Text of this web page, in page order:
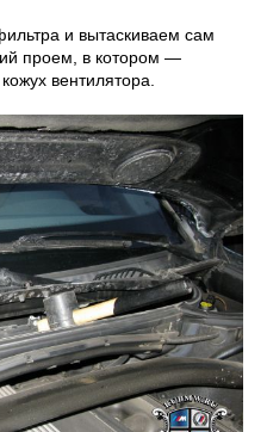
и вытаскиваем сам
проем, в котором —
вентилятора.